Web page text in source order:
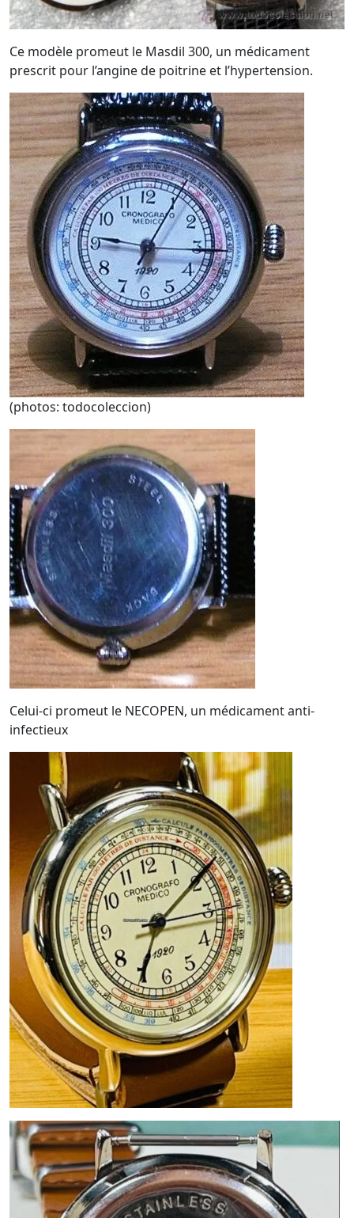
Ce modèle promeut le Masdil 300, un médicament
prescrit pour l’angine de poitrine et l’hypertension.
(photos: todocoleccion)
Celui-ci promeut le NECOPEN, un médicament anti-
infectieux